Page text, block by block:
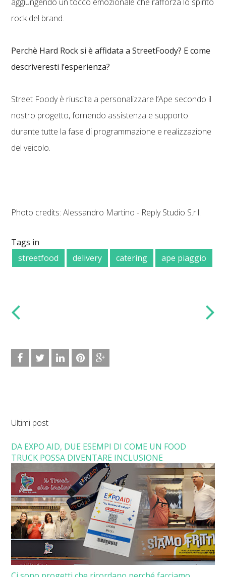
rock del brand.
Perchè Hard Rock si è affidata a StreetFoody? E come
descriveresti l’esperienza?
Street Foody è riuscita a personalizzare l’Ape secondo il
nostro progetto, fornendo assistenza e supporto
durante tutte la fase di programmazione e realizzazione
del veicolo.
Photo credits: Alessandro Martino - Reply Studio S.r.l.
Tags in
streetfood
delivery catering ape piaggio
Ultimi post
DA EXPO AID, DUE ESEMPI DI COME UN FOOD
TRUCK POSSA DIVENTARE INCLUSIONE